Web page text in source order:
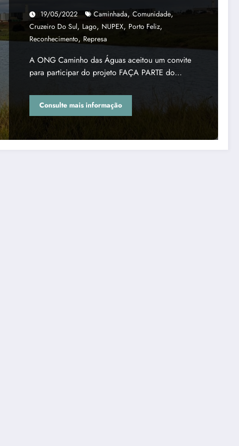
19/05/2022 Caminhada, Comunidade,
Cruzeiro Do Sul, Lago, NUPEX, Porto Feliz,
Reconhecimento, Represa
A ONG Caminho das Águas aceitou um convite
para participar do projeto FAÇA PARTE do…
Consulte mais informação